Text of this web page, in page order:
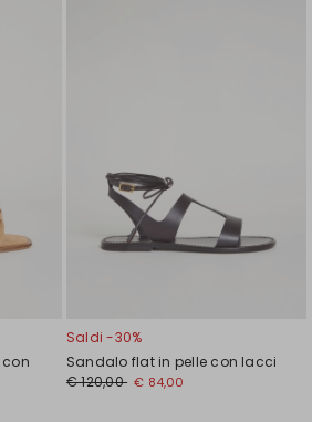
Saldi -30%
Sandalo flat in pelle con lacci
€ 120,00 € 84,00